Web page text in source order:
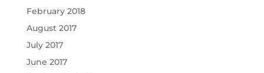
February 2018
August 2017
July 2017
June 2017